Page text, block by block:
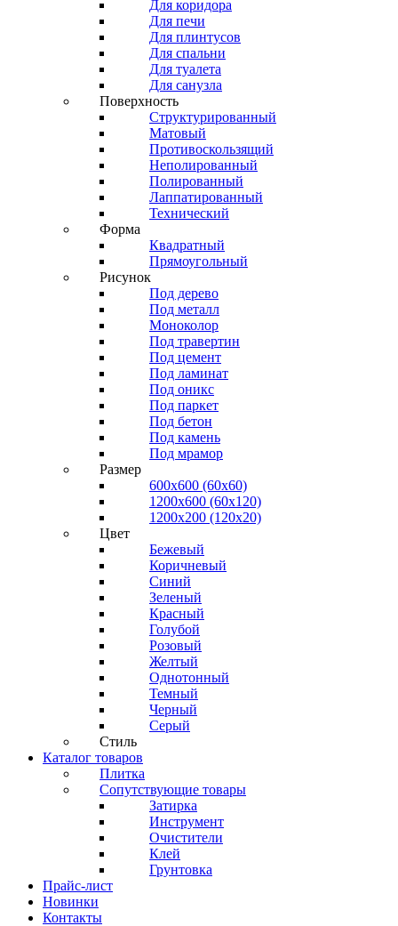
Для коридора
Для печи
Для плинтусов
Для спальни
Для туалета
Для санузла
Поверхность
Структурированный
Матовый
Противоскользящий
Неполированный
Полированный
Лаппатированный
Технический
Форма
Квадратный
Прямоугольный
Рисунок
Под дерево
Под металл
Моноколор
Под травертин
Под цемент
Под ламинат
Под оникс
Под паркет
Под бетон
Под камень
Под мрамор
Размер
600х600 (60х60)
1200х600 (60х120)
1200х200 (120x20)
Цвет
Бежевый
Коричневый
Синий
Зеленый
Красный
Голубой
Розовый
Желтый
Однотонный
Темный
Черный
Серый
Стиль
Каталог товаров
Плитка
Сопутствующие товары
Затирка
Инструмент
Очистители
Клей
Грунтовка
Прайс-лист
Новинки
Контакты